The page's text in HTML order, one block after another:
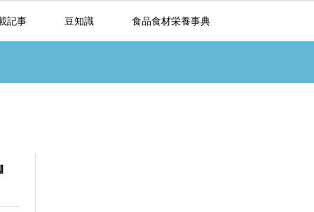
記事 豆知識 食品食材栄養事典